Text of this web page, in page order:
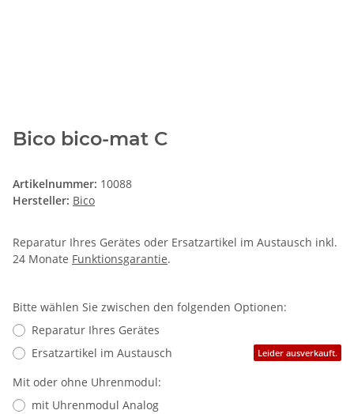
Bico bico-mat C
Artikelnummer: 10088
Hersteller: Bico
Reparatur Ihres Gerätes oder Ersatzartikel im Austausch inkl.
24 Monate Funktionsgarantie.
Bitte wählen Sie zwischen den folgenden Optionen:
Reparatur Ihres Gerätes
Ersatzartikel im Austausch
Leider ausverkauft.
Mit oder ohne Uhrenmodul:
mit Uhrenmodul Analog